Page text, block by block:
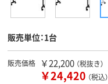
販売単位：1台
販売価格 ￥22,200 （税抜き）
￥24,420 （税込）